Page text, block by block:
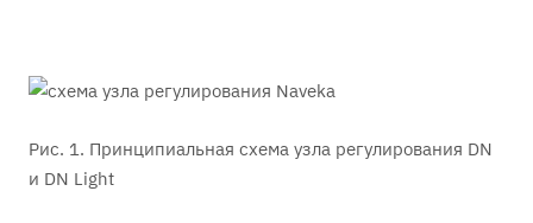
Рис. 1. Принципиальная схема узла регулирования DN
и DN Light